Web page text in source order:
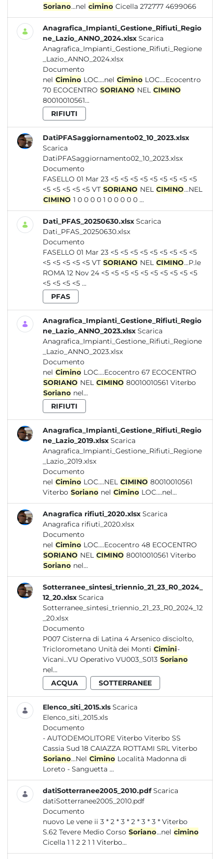
Soriano...nel cimino Cicella 272777 4699066
Anagrafica_Impianti_Gestione_Rifiuti_Regio
ne_Lazio_ANNO_2024.xlsx Scarica
Anagrafica_Impianti_Gestione_Rifiuti_Regione
_Lazio_ANNO_2024.xlsx
Documento
nel Cimino LOC....nel Cimino LOC....Ecocentro
70 ECOCENTRO SORIANO NEL CIMINO
80010010561...
RIFIUTI
DatiPFASaggiornamento02_10_2023.xlsx
Scarica
DatiPFASaggiornamento02_10_2023.xlsx
Documento
FASELLO 01 Mar 23 <5 <5 <5 <5 <5 <5 <5 <5 <5
<5 <5 <5 <5 <5 VT SORIANO NEL CIMINO...NEL
CIMINO
1 0 0 0 0 1 0 0 0 0 0 ...
Dati_PFAS_20250630.xlsx Scarica
Dati_PFAS_20250630.xlsx
Documento
FASELLO 01 Mar 23 <5 <5 <5 <5 <5 <5 <5 <5 <5
<5 <5 <5 <5 <5 VT SORIANO NEL CIMINO...P.le
ROMA 12 Nov 24 <5 <5 <5 <5 <5 <5 <5 <5 <5 <5
<5 <5 <5 <5 ...
PFAS
Anagrafica_Impianti_Gestione_Rifiuti_Regio
ne_Lazio_ANNO_2023.xlsx Scarica
Anagrafica_Impianti_Gestione_Rifiuti_Regione
_Lazio_ANNO_2023.xlsx
Documento
nel Cimino
LOC....Ecocentro 67 ECOCENTRO
SORIANO NEL CIMINO 80010010561 Viterbo
Soriano nel...
RIFIUTI
Anagrafica_Impianti_Gestione_Rifiuti_Regio
ne_Lazio_2019.xlsx Scarica
Anagrafica_Impianti_Gestione_Rifiuti_Regione
_Lazio_2019.xlsx
Documento
nel Cimino LOC....NEL CIMINO 80010010561
Viterbo Soriano nel Cimino LOC....nel...
Anagrafica rifiuti_2020.xlsx Scarica
Anagrafica rifiuti_2020.xlsx
Documento
nel Cimino
LOC....Ecocentro 48 ECOCENTRO
SORIANO NEL CIMINO 80010010561 Viterbo
Soriano nel...
Sotterranee_sintesi_triennio_21_23_R0_2024_
12_20.xlsx Scarica
Sotterranee_sintesi_triennio_21_23_R0_2024_12
_20.xlsx
Documento
P007 Cisterna di Latina 4 Arsenico disciolto,
Triclorometano Unità dei Monti Cimini-
Vicani...VU Operativo VU003_S013 Soriano
nel...
ACQUA
SOTTERRANEE
Elenco_siti_2015.xls Scarica
Elenco_siti_2015.xls
Documento
- AUTODEMOLITORE Viterbo Viterbo SS
Cassia Sud 18 CAIAZZA ROTTAMI SRL Viterbo
Soriano...Nel Cimino Località Madonna di
Loreto - Sanguetta ...
datiSotterranee2005_2010.pdf Scarica
datiSotterranee2005_2010.pdf
Documento
nuovo Le vene ii 3 * 2 * 3 * 2 * 3 * 3 * Viterbo
S.62 Tevere Medio Corso Soriano...nel cimino
Cicella 1 1 2 2 1 1 Viterbo...